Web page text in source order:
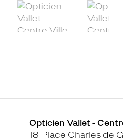
Opticien Vallet -
18 Place Charles de